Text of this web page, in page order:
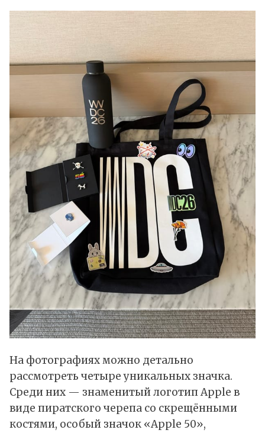
На фотографиях можно детально
рассмотреть четыре уникальных значка.
Среди них — знаменитый логотип Apple в
виде пиратского черепа со скрещёнными
костями, особый значок «Apple 50»,